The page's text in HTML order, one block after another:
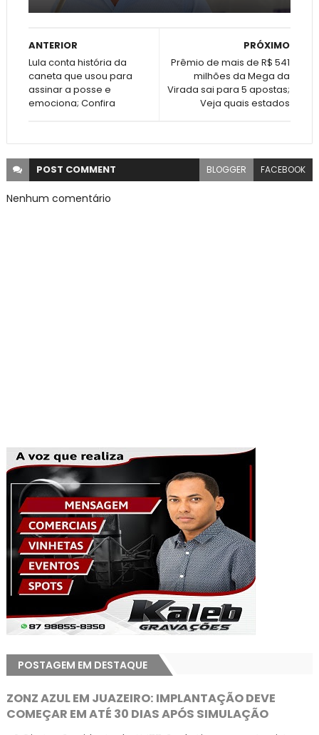
PRÓXIMO
Prêmio de mais de R$ 541
milhões da Mega da
Virada sai para 5 apostas;
Veja quais estados
ANTERIOR
Lula conta história da
caneta que usou para
assinar a posse e
emociona; Confira
POST COMMENT BLOGGER FACEBOOK
Nenhum comentário
POSTAGEM EM DESTAQUE
ZONZ AZUL EM JUAZEIRO: IMPLANTAÇÃO DEVE
COMEÇAR EM ATÉ 30 DIAS APÓS SIMULAÇÃO